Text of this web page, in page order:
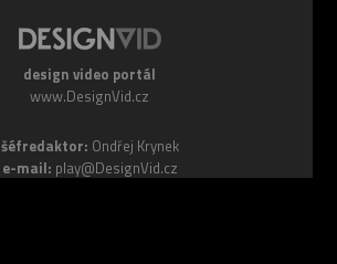
design video portál
www.DesignVid.cz
šéfredaktor: Ondřej Krynek
e-mail: play@DesignVid.cz